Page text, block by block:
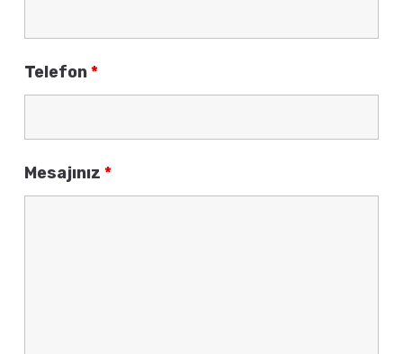
Telefon*
Mesajınız*